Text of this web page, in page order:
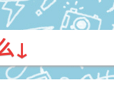
↓